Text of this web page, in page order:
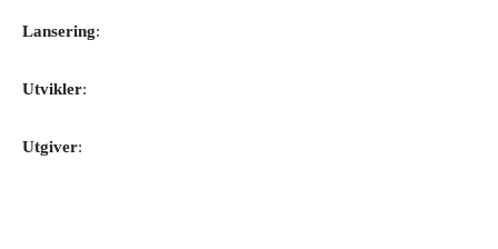
Lansering:
Utvikler:
Utgiver: